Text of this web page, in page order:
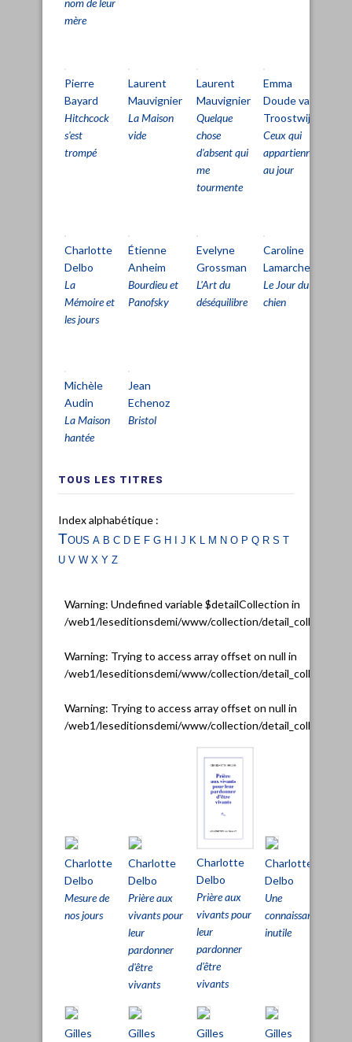
mère
Pierre
Bayard
Hitchcock
s'est
trompé
Laurent
Mauvignier
La Maison
vide
Laurent
Mauvignier
Quelque
chose
d'absent qui
me
tourmente
Emma
Doude van
Troostwijk
Ceux qui
appartiennent
au jour
Charlotte
Delbo
La
Mémoire et
les jours
Étienne
Anheim
Bourdieu et
Panofsky
Evelyne
Grossman
L'Art du
déséquilibre
Caroline
Lamarche
Le Jour du
chien
Michèle
Audin
La Maison
hantée
Jean
Echenoz
Bristol
TOUS LES TITRES
Index alphabétique :
Tous a b c d e fg h i j k l m no p q rs t
uvwx yz
Warning: Undefined variable $detailCollection in
/web1/leseditionsdemi/www/collection/
Warning: Trying to access array offset on null in
/web1/leseditionsdemi/www/collection/
Warning: Trying to access array offset on null in
/web1/leseditionsdemi/www/collection/
Charlotte
Delbo
Mesure de
nos jours
Charlotte
Delbo
Prière aux
vivants pour
leur
pardonner
d'être
vivants
Charlotte
Delbo
Prière aux
vivants pour
leur
pardonner
d'être
vivants
Charlotte
Delbo
Une
connaissance
inutile
Gilles
Gilles
Gilles
Gilles